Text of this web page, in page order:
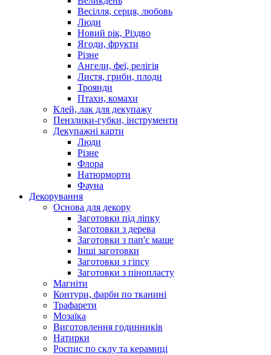
Весілля, серця, любовь
Люди
Новий рік, Різдво
Ягоди, фрукти
Різне
Ангели, феї, релігія
Листя, гриби, плоди
Троянди
Птахи, комахи
Клей, лак для декупажу
Пензлики-губки, інструменти
Декупажні карти
Люди
Різне
Флора
Натюрморти
Фауна
Декорування
Основа для декору
Заготовки під ліпку
Заготовки з дерева
Заготовки з пап'є маше
Інші заготовки
Заготовки з гіпсу
Заготовки з пінопласту
Магніти
Контури, фарби по тканині
Трафарети
Мозаїка
Виготовлення годинників
Натирки
Роспис по склу та керамиці